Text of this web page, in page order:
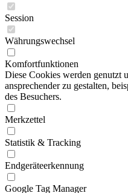
Session
Währungswechsel
Komfortfunktionen
Diese Cookies werden genutzt
ansprechender zu gestalten,
des Besuchers.
Merkzettel
Statistik & Tracking
Endgeräteerkennung
Google Tag Manager